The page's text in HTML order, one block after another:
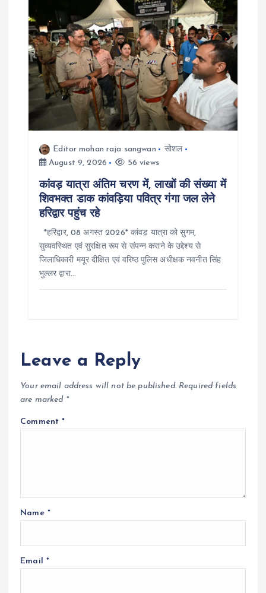
n
Editor mohan raja sangwan
सोशल
August 9, 2026
56 views
कांवड़ यात्रा अंतिम चरण में, लाखों की संख्या में
शिवभक्त डाक कांवड़िया पवित्र गंगा जल लेने
हरिद्वार पहुंच रहे
*हरिद्वार, 08 अगस्त 2026* कांवड़ यात्रा को सुगम,
सुव्यवस्थित एवं सुरक्षित रूप से संपन्न कराने के उद्देश्य से
जिलाधिकारी मयूर दीक्षित एवं वरिष्ठ पुलिस अधीक्षक नवनीत सिंह
भुल्लर द्वारा…
Leave a Reply
Your email address will not be published. Required fields
are marked *
Comment*
Name *
Email *